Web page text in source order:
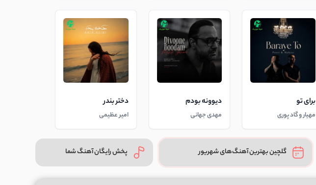
برای تو
مهیار و گاد پوری
دیوونه بودم
مهدی جهانی
دختر بندر
امیر عظیمی
گلچین بهترین آهنگ‌های شهریور پخش رایگان آهنگ شما